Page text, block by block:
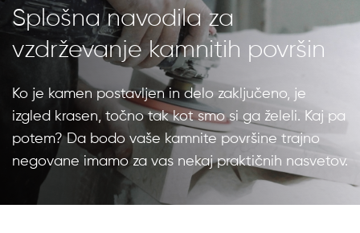
Splošna navodila za
vzdrževanje kamnitih površin
Ko je kamen postavljen in delo zaključeno, je
izgled krasen, točno tak kot smo si ga želeli. Kaj pa
potem? Da bodo vaše kamnite površine trajno
negovane imamo za vas nekaj praktičnih nasvetov.